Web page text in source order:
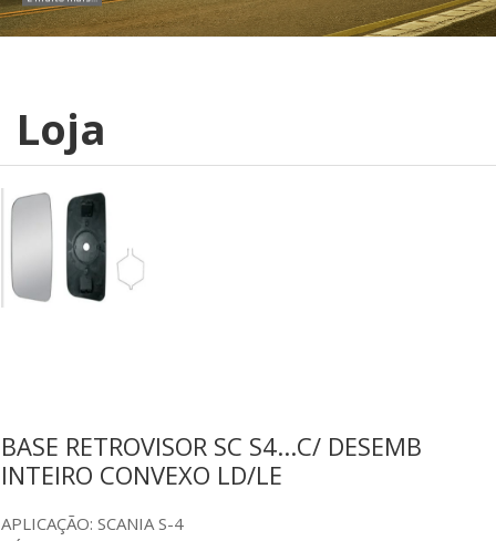
Loja
BASE RETROVISOR SC S4...C/ DESEMB
INTEIRO CONVEXO LD/LE
APLICAÇÃO: SCANIA S-4